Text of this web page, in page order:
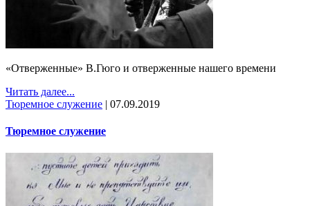
«Отверженные» В.Гюго и отверженные нашего времени
Читать далее...
Тюремное служение | 07.09.2019
Тюремное служение